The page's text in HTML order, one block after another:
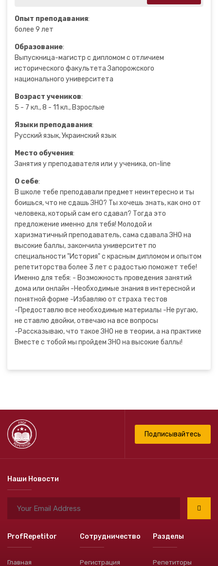
Опыт преподавания:
более 9 лет
Образование:
Выпускница-магистр с дипломом с отличием
исторического факультета Запорожского
национального университета
Возраст учеников:
5 - 7 кл., 8 - 11 кл., Взрослые
Языки преподавания:
Русский язык, Украинский язык
Место обучения:
Занятия у преподавателя или у ученика, on-line
О себе:
В школе тебе преподавали предмет неинтересно и ты
боишься, что не сдашь ЗНО? Ты хочешь знать, как оно от
человека, который сам его сдавал? Тогда это
предложение именно для тебя! Молодой и
харизматичный преподаватель, сама сдавала ЗНО на
высокие баллы, закончила университет по
специальности "История" с красным дипломом и опытом
репетиторства более 3 лет с радостью поможет тебе!
Именно для тебя: - Возможность проведения занятий
дома или онлайн -Необходимые знания в интересной и
понятной форме -Избавляю от страха тестов
-Предоставлю все необходимые материалы -Не ругаю,
не ставлю двойки, отвечаю на все вопросы
-Рассказываю, что такое ЗНО не в теории, а на практике
Вместе с тобой мы пройдем ЗНО на высокие баллы!
Подписывайтесь
Наши Новости
ProfRepetitor
Главная
Сотрудничество
Регистрация
Разделы
Репетиторы